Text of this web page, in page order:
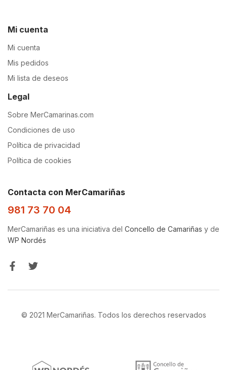
Mi cuenta
Mi cuenta
Mis pedidos
Mi lista de deseos
Legal
Sobre MerCamarinas.com
Condiciones de uso
Política de privacidad
Política de cookies
Contacta con MerCamariñas
981 73 70 04
MerCamariñas es una iniciativa del Concello de Camariñas y de
WP Nordés
© 2021 MerCamariñas. Todos los derechos reservados